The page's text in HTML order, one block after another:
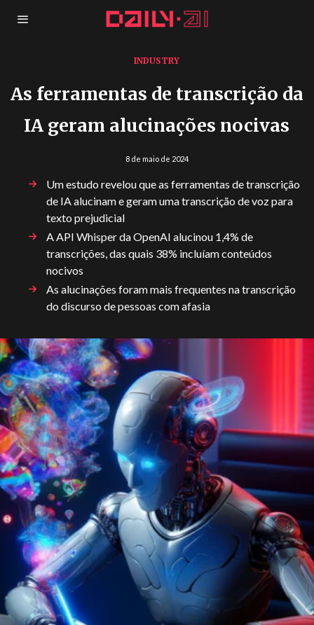
INDUSTRY
As ferramentas de transcrição da
IA geram alucinações nocivas
8 de maio de 2024
Um estudo revelou que as ferramentas de transcrição
de IA alucinam e geram uma transcrição de voz para
texto prejudicial
A API Whisper da OpenAI alucinou 1,4% de
transcrições, das quais 38% incluíam conteúdos
nocivos
As alucinações foram mais frequentes na transcrição
do discurso de pessoas com afasia